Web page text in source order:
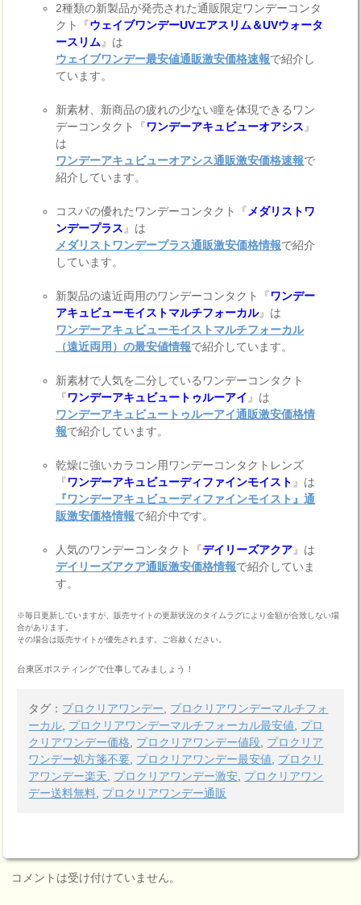
2種類の新製品が発売された通販限定ワンデーコンタ
クト『ウェイブワンデーUVエアスリム＆UVウォータ
ースリム 』は
ウェイブワンデー最安値通販激安価格速報で紹介し
ています。
新素材、新商品の疲れの少ない瞳を体現できるワン
デーコンタクト『ワンデーアキュビューオアシス 』
は
ワンデーアキュビューオアシス通販激安価格速報で
紹介しています。
コスパの優れたワンデーコンタクト『 メダリストワ
ンデープラス 』は
メダリストワンデープラス通販激安価格情報で紹介
しています。
新製品の遠近両用のワンデーコンタクト『ワンデー
アキュビューモイストマルチフォーカル』は
ワンデーアキュビューモイストマルチフォーカル
（遠近両用）の最安値情報で紹介しています。
新素材で人気を二分しているワンデーコンタクト
『ワンデーアキュビュートゥルーアイ 』は
ワンデーアキュビュートゥルーアイ通販激安価格情
報で紹介しています。
乾燥に強いカラコン用ワンデーコンタクトレンズ
『ワンデーアキュビューディファインモイスト 』は
『ワンデーアキュビューディファインモイスト』通
販激安価格情報で紹介中です。
人気のワンデーコンタクト『デイリーズアクア』は
デイリーズアクア通販激安価格情報で紹介していま
す。
※毎日更新していますが、販売サイトの更新状況のタイムラグにより金額が合致しない場
合があります。
その場合は販売サイトが優先されます。ご容赦ください。
台東区ポスティングで仕事してみましょう！
タグ： プロクリアワンデー
プロクリアワンデーマルチフォ
ーカル プロクリアワンデーマルチフォーカル最安値
プロ
クリアワンデー価格
プロクリアワンデー値段 プロクリア
ワンデー処方箋不要 プロクリアワンデー最安値
プロクリ
アワンデー楽天
プロクリアワンデー激安 プロクリアワン
デー送料無料 プロクリアワンデー通販
コメントは受け付けていません。